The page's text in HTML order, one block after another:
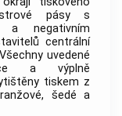
pásy s
a negativním
centrální
uvedené
a výplně
tiskem z
šedé a